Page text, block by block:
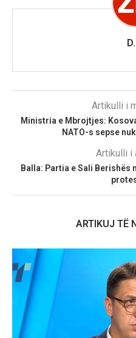
Artikulli i
Ministria e Mbrojtjes:
NATO-s sepse
Artikulli i
Balla: Partia e Sali Berishës
ARTIKUJ TË